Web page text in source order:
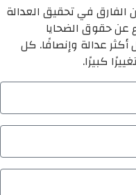
في تحقيق العدالة
عن حقوق الضحايا
عدالة وإنصافًا. كل
كبيرًا.